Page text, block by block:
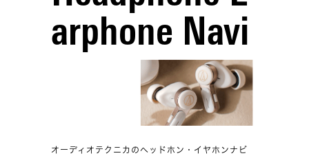
arphone Navi
オーディオテクニカのヘッドホン・イヤホンナビ